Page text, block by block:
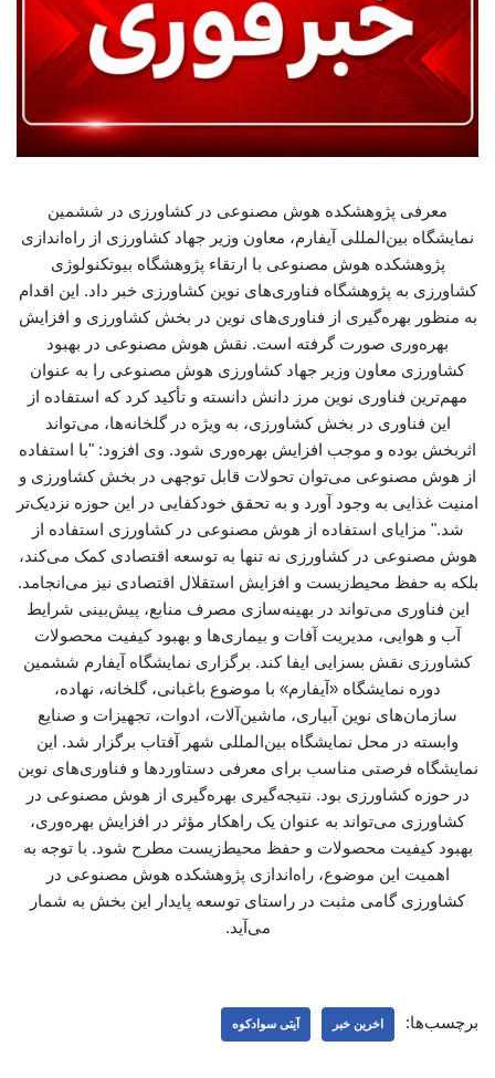
معرفی پژوهشکده هوش مصنوعی در کشاورزی در ششمین
نمایشگاه بین‌المللی آیفارم، معاون وزیر جهاد کشاورزی از راه‌اندازی
پژوهشکده هوش مصنوعی با ارتقاء پژوهشگاه بیوتکنولوژی
کشاورزی به پژوهشگاه فناوری‌های نوین کشاورزی خبر داد. این اقدام
به منظور بهره‌گیری از فناوری‌های نوین در بخش کشاورزی و افزایش
بهره‌وری صورت گرفته است. نقش هوش مصنوعی در بهبود
کشاورزی معاون وزیر جهاد کشاورزی هوش مصنوعی را به عنوان
مهم‌ترین فناوری نوین مرز دانش دانسته و تأکید کرد که استفاده از
این فناوری در بخش کشاورزی، به ویژه در گلخانه‌ها، می‌تواند
اثربخش بوده و موجب افزایش بهره‌وری شود. وی افزود: "با استفاده
از هوش مصنوعی می‌توان تحولات قابل توجهی در بخش کشاورزی و
امنیت غذایی به وجود آورد و به تحقق خودکفایی در این حوزه نزدیک‌تر
شد." مزایای استفاده از هوش مصنوعی در کشاورزی استفاده از
هوش مصنوعی در کشاورزی نه تنها به توسعه اقتصادی کمک می‌کند،
بلکه به حفظ محیط‌زیست و افزایش استقلال اقتصادی نیز می‌انجامد.
این فناوری می‌تواند در بهینه‌سازی مصرف منابع، پیش‌بینی شرایط
آب و هوایی، مدیریت آفات و بیماری‌ها و بهبود کیفیت محصولات
کشاورزی نقش بسزایی ایفا کند. برگزاری نمایشگاه آیفارم ششمین
دوره نمایشگاه «آیفارم» با موضوع باغبانی، گلخانه، نهاده،
سازمان‌های نوین آبیاری، ماشین‌آلات، ادوات، تجهیزات و صنایع
وابسته در محل نمایشگاه بین‌المللی شهر آفتاب برگزار شد. این
نمایشگاه فرصتی مناسب برای معرفی دستاوردها و فناوری‌های نوین
در حوزه کشاورزی بود. نتیجه‌گیری بهره‌گیری از هوش مصنوعی در
کشاورزی می‌تواند به عنوان یک راهکار مؤثر در افزایش بهره‌وری،
بهبود کیفیت محصولات و حفظ محیط‌زیست مطرح شود. با توجه به
اهمیت این موضوع، راه‌اندازی پژوهشکده هوش مصنوعی در
کشاورزی گامی مثبت در راستای توسعه پایدار این بخش به شمار
می‌آید.
برچسب‌ها: اخرین خبر آیتی سوادکوه